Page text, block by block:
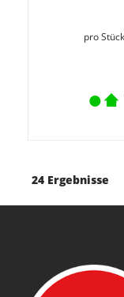
pro
24 Ergebnisse